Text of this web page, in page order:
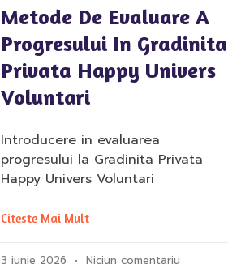
Metode De Evaluare A
Progresului In Gradinita
Privata Happy Univers
Voluntari
Introducere in evaluarea
progresului la Gradinita Privata
Happy Univers Voluntari
Citeste Mai Mult
3 iunie 2026 Niciun comentariu